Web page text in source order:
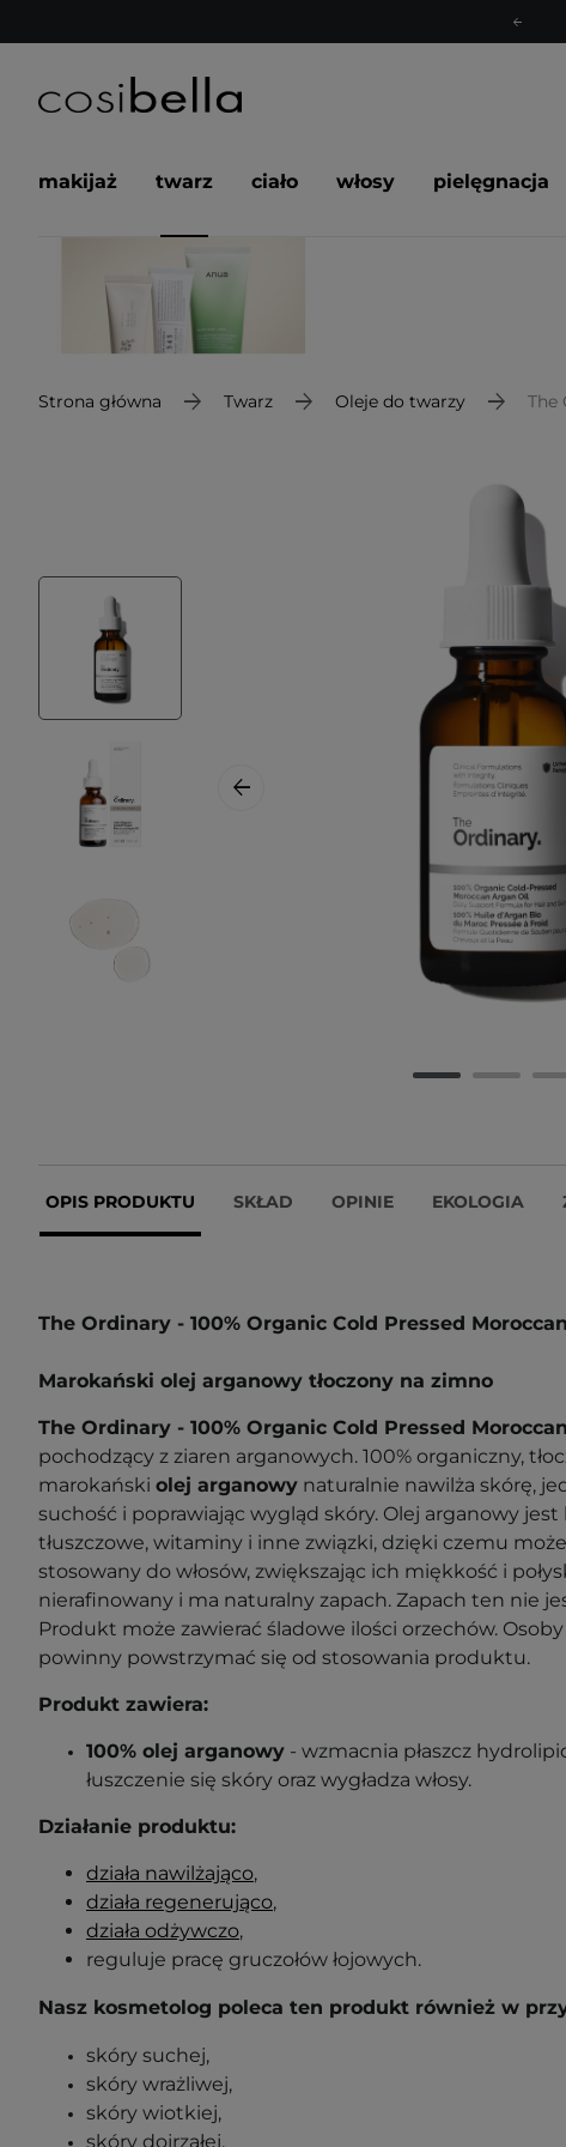
makijaż twarz ciało włosy pielęgnacja
Strona główna Twarz Oleje do twarzy The
OPIS PRODUKTU SKŁAD OPINIE EKOLOGIA
The Ordinary - 100% Organic Cold Pressed
Marokański olej arganowy tłoczony na zimno
The Ordinary - 100% Organic Cold Pressed
pochodzący z ziaren arganowych. 100% organiczny,
marokański olej arganowy naturalnie nawilża skórę,
suchość i poprawiając wygląd skóry. Olej arganowy
tłuszczowe, witaminy i inne związki, dzięki czemu
stosowany do włosów, zwiększając ich miękkość i
nierafinowany i ma naturalny zapach. Zapach ten nie
Produkt może zawierać śladowe ilości orzechów.
powinny powstrzymać się od stosowania produktu.
Produkt zawiera:
100% olej arganowy - wzmacnia płaszcz
łuszczenie się skóry oraz wygładza włosy.
Działanie produktu:
działa nawilżająco,
działa regenerująco,
działa odżywczo,
reguluje pracę gruczołów łojowych.
Nasz kosmetolog poleca ten produkt również w
skóry suchej,
skóry wrażliwej,
skóry wiotkiej,
skóry dojrzałej,